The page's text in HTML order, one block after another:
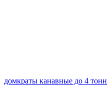
домкраты канавные до 4 тонн